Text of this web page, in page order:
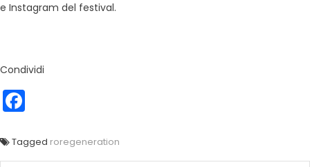
e Instagram del festival.
Condividi
Tagged roregeneration